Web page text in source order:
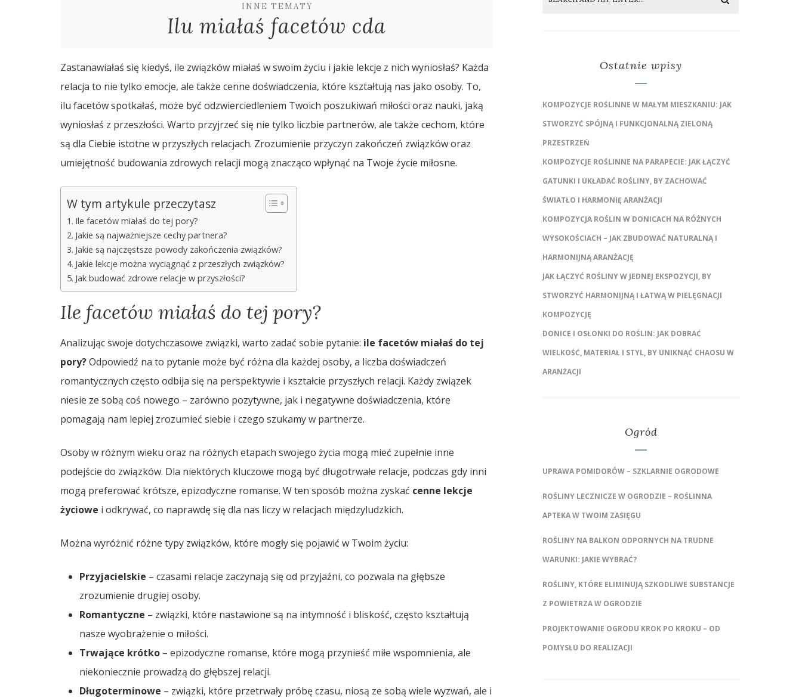
INNE TEMATY
Ilu miałaś facetów cda
Zastanawiałaś się kiedyś, ile związków miałaś w swoim życiu i jakie lekcje z nich wyniosłaś? Każda
relacja to nie tylko emocje, ale także cenne doświadczenia, które kształtują nas jako osoby. To,
ilu facetów spotkałaś, może być odzwierciedleniem Twoich poszukiwań miłości oraz nauki, jaką
wyniosłaś z przeszłości. Warto przyjrzeć się nie tylko liczbie partnerów, ale także cechom, które
są dla Ciebie istotne w przyszłych relacjach. Zrozumienie przyczyn zakończeń związków oraz
umiejętność budowania zdrowych relacji mogą znacząco wpłynąć na Twoje życie miłosne.
W tym artykule przeczytasz
Ile facetów miałaś do tej pory?
Jakie są najważniejsze cechy partnera?
Jakie są najczęstsze powody zakończenia związków?
Jakie lekcje można wyciągnąć z przeszłych związków?
Jak budować zdrowe relacje w przyszłości?
Ile facetów miałaś do tej pory?
Analizując swoje dotychczasowe związki, warto zadać sobie pytanie: ile facetów miałaś do tej
pory?Odpowiedź na to pytanie może być różna dla każdej osoby, a liczba doświadczeń
romantycznych często odbija się na perspektywie i kształcie przyszłych relacji. Każdy związek
niesie ze sobą coś nowego – zarówno pozytywne, jak i negatywne doświadczenia, które
pomagają nam lepiej zrozumieć siebie i czego szukamy w partnerze.
Osoby w różnym wieku oraz na różnych etapach swojego życia mogą mieć zupełnie inne
podejście do związków. Dla niektórych kluczowe mogą być długotrwałe relacje, podczas gdy inni
mogą preferować krótsze, epizodyczne romanse. W ten sposób można zyskać cenne lekcje
życiowe i odkrywać, co naprawdę się dla nas liczy w relacjach międzyludzkich.
Można wyróżnić różne typy związków, które mogły się pojawić w Twoim życiu:
Przyjacielskie – czasami relacje zaczynają się od przyjaźni, co pozwala na głębsze
zrozumienie drugiej osoby.
Romantyczne – związki, które nastawione są na intymność i bliskość, często kształtują
nasze wyobrażenie o miłości.
Trwające krótko– epizodyczne romanse, które mogą przynieść miłe wspomnienia, ale
niekoniecznie prowadzą do głębszej relacji.
Długoterminowe – związki, które przetrwały próbę czasu, niosą ze sobą wiele wyzwań, ale i
Ostatnie wpisy
KOMPOZYCJE ROŚLINNE W MAŁYM MIESZKANIU: JAK
STWORZYĆ SPÓJNĄ I FUNKCJONALNĄ ZIELONĄ
PRZESTRZEŃ
KOMPOZYCJE ROŚLINNE NA PARAPECIE: JAK ŁĄCZYĆ
GATUNKI I UKŁADAĆ ROŚLINY, BY ZACHOWAĆ
ŚWIATŁO I HARMONIĘ ARANŻACJI
KOMPOZYCJA ROŚLIN W DONICACH NA RÓŻNYCH
WYSOKOŚCIACH – JAK ZBUDOWAĆ NATURALNĄ I
HARMONIJNĄ ARANŻACJĘ
JAK ŁĄCZYĆ ROŚLINY W JEDNEJ EKSPOZYCJI, BY
STWORZYĆ HARMONIJNĄ I ŁATWĄ W PIELĘGNACJI
KOMPOZYCJĘ
DONICE I OSŁONKI DO ROŚLIN: JAK DOBRAĆ
WIELKOŚĆ, MATERIAŁ I STYL, BY UNIKNĄĆ CHAOSU W
ARANŻACJI
Ogród
UPRAWA POMIDORÓW – SZKLARNIE OGRODOWE
ROŚLINY LECZNICZE W OGRODZIE – ROŚLINNA
APTEKA W TWOIM ZASIĘGU
ROŚLINY NA BALKON ODPORNYCH NA TRUDNE
WARUNKI: JAKIE WYBRAĆ?
ROŚLINY, KTÓRE ELIMINUJĄ SZKODLIWE SUBSTANCJE
Z POWIETRZA W OGRODZIE
PROJEKTOWANIE OGRODU KROK PO KROKU – OD
POMYSŁU DO REALIZACJI